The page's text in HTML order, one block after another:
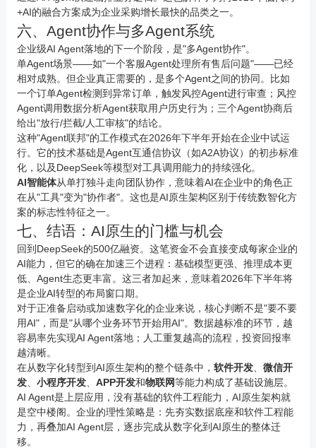
+AI的融合方案成为企业采购增长最快的品类之一。
六、Agent协作与多Agent系统
企业级AI Agent落地的下一个阶段，是"多Agent协作"。
单Agent场景——如"一个客服Agent处理所有售后问题"——已经
相对成熟。但企业真正需要的，是多个Agent之间的协同。比如
一个订单Agent检测到异常订单，触发风控Agent进行审查；风控
Agent调用数据分析Agent获取用户历史行为；三个Agent协商后
给出"放行/拦截/人工审核"的结论。
这种"Agent联邦"的工作模式在2026年下半年开始在企业中试运
行。它的技术基础是Agent互通信协议（如A2A协议）的初步标准
化，以及DeepSeek等模型对工具调用能力的持续强化。
AI智能体从单打独斗走向团队协作，意味着AI在企业中的角色正
在从"工具"变为"协作者"。这也是AI原生架构区别于传统数智化方
案的标志性特征之一。
七、结语：AI原生的门槛与机会
回到DeepSeek的500亿融资。这笔资金不会直接变成每家企业的
AI能力，但它的确在加速三个进程：基础模型更强、推理成本更
低、Agent生态更丰富。这三者加起来，意味着2026年下半年将
是企业AI转型的布局窗口期。
对于正准备启动或加速数字化的企业来说，核心判断不是"要不要
用AI"，而是"从哪个业务环节开始用AI"。数据越标准的环节，越
容易率先实现AI Agent落地；人工重复越高的流程，投资回报率
越清晰。
在从数字化转型到AI原生架构的整个链条中， 软件开发、 微信开
发、 小程序开发、 APP开发和物联网等能力构成了基础设施层。
AI Agent是上层应用，没有基础的软件工程能力，AI原生架构就
是空中楼阁。企业的理性策略是：先夯实数据底座和软件工程能
力，再叠加AI Agent层，逐步完成从数字化到AI原生的整体迁
移。